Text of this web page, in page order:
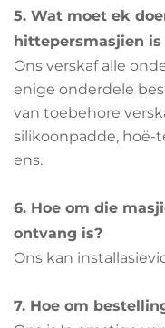
5. Wat moet ek
hittepersmasjien
Ons verskaf alle
enige onderdele
van toebehore
silikoonpadde, hoë-
ens.
6. Hoe om die
ontvang is?
Ons kan
7. Hoe om